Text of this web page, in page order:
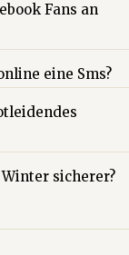
Fans an
eine Sms?
sicherer?